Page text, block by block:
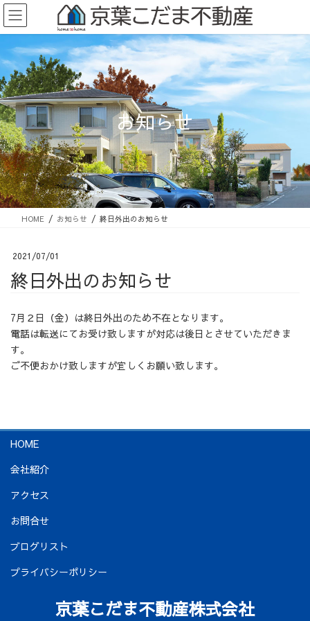
コ
ン
テ
ン
移
動
ナ
ビ
ゲ
ー
ン
に
移
動
お知らせ
HOME お知らせ 終日外出のお知らせ
2021/07/01
終日外出のお知らせ
7月２日（金）は終日外出のため不在となります。
電話は転送にてお受け致しますが対応は後日とさせていただきま
す。
ご不便おかけ致しますが宜しくお願い致します。
HOME
会社紹介
アクセス
お問合せ
ブログリスト
プライバシーポリシー
京葉こだま不動産株式会社